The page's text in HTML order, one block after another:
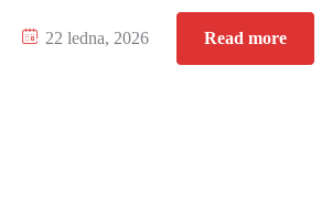
22 ledna, 2026 Read more